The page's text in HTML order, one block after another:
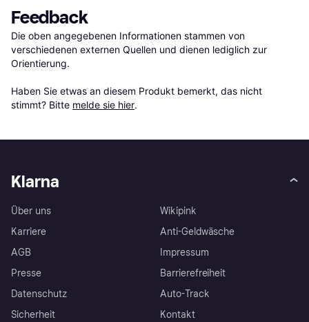
Feedback
Die oben angegebenen Informationen stammen von
verschiedenen externen Quellen und dienen lediglich zur
Orientierung.
Haben Sie etwas an diesem Produkt bemerkt, das nicht
stimmt? Bitte melde sie hier.
Klarna
Über uns
Karriere
AGB
Presse
Datenschutz
Sicherheit
Wikipink
Anti-Geldwäsche
Impressum
Barrierefreiheit
Auto-Track
Kontakt